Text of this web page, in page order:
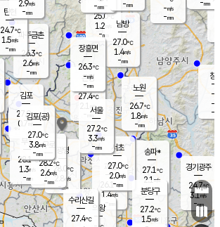
25.0℃
1.2
-mm
과천
26.1℃
1.4m/s
- mm
경기광주
24.7℃
3.1m/s
-mm
파주금촌
26.3℃
2.6m/s
-mm
-m/s
-mm
창
-
-m/
-
탄현
24.7℃
1.5m/s
-mm
-mm
의왕
김포
27.0℃
0.7 m/s
mm
광명
28.0
℃
2.8 m/s
-mm
부천
28.1℃
1.3m/s
-mm
구로
28.2℃
2.6m/s
-mm
은평
27.4℃
2.1 m/s
- mm
노원
26.7℃
1.8m/s
-mm
송파*
27.1℃
2.1 m/s
-mm
서초
27.0℃
2.0m/s
-mm
남방
27.0℃
1.4m/s
-mm
수리산길
27.4℃
분당구
27.2℃
1.5m/s
장흥면
26.3℃
-m/s
-mm
-mm
김포(공)
27.0℃
3.8m/s
-mm
서울
27.2℃
3.3m/s
-mm
2.9m/s
-mm
-mm